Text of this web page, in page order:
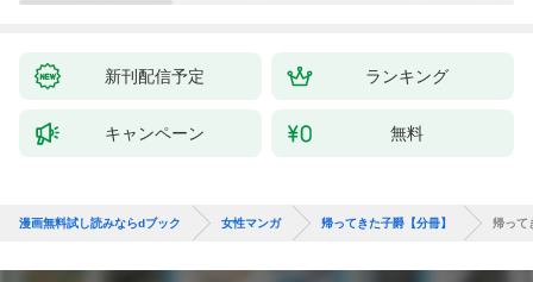
新刊配信予定 ランキング
キャンペーン 無料
漫画無料試し読みならdブック 女性マンガ 帰ってきた子爵【分冊】 帰って